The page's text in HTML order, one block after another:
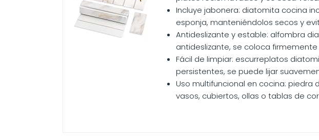
Incluye jabonera: diatomita cocina
esponja, manteniéndolos secos y
Antideslizante y estable: alfombra
antideslizante, se coloca firmemente
Fácil de limpiar: escurreplatos
persistentes, se puede lijar
Uso multifuncional en cocina:
vasos, cubiertos, ollas o tablas de